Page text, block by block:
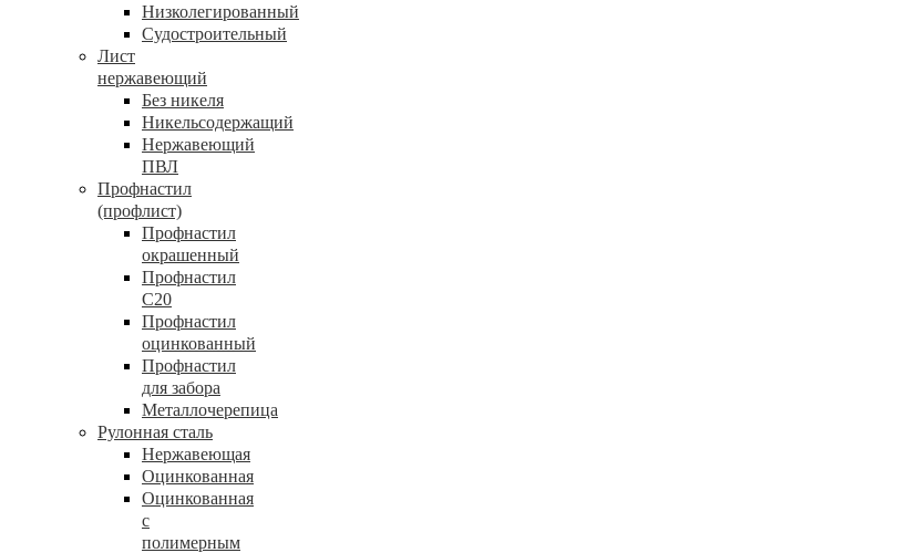
Низколегированный
Судостроительный
Лист
нержавеющий
Без никеля
Никельсодержащий
Нержавеющий
ПВЛ
Профнастил
(профлист)
Профнастил
окрашенный
Профнастил
С20
Профнастил
оцинкованный
Профнастил
для забора
Металлочерепица
Рулонная сталь
Нержавеющая
Оцинкованная
Оцинкованная
с
полимерным